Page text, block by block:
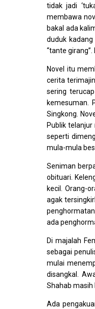
tidak jadi
membawa
bakal ada
duduk
“tante
Novel itu
cerita
sering
kemesuman.
Singkong.
Publik
seperti
mula-mula
Seniman
obituari.
kecil. Orang-
agak
ada
Di majalah
sebagai
mulai
disangkal.
Shahab masih
Ada